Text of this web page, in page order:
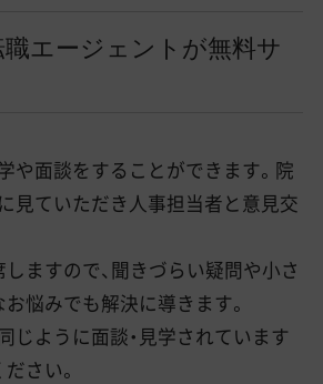
職エージェントが無料サ
や面談をすることができます。院
見ていただき人事担当者と意見交
しますので、聞きづらい疑問や小さ
悩みでも解決に導きます。
じように面談・見学されています
さい。